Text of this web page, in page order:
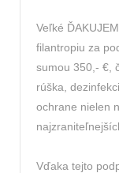
Veľké
filantropiu za
sumou 350,- €,
rúška,
ochrane nielen
Vďaka tejto